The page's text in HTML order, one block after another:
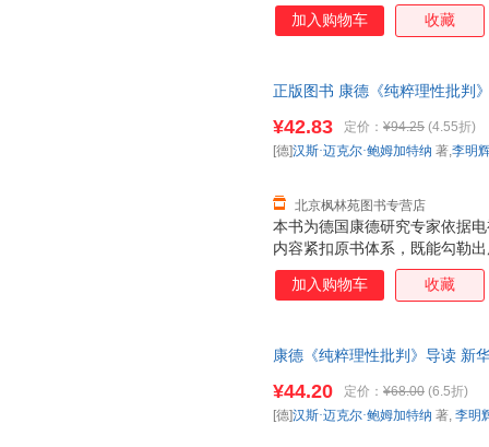
加入购物车 收藏
正版图书 康德《纯粹理性批判
商品图片仅供参考，以实物为
本书为德国康德研究专家依据
内容紧扣原书体系，既能勾勒
精髓，有助于读者登堂入室，
¥42.83 定价： ¥94.25 (4.55折)
北京枫林苑图书专营店
[德]汉斯·迈克尔·鲍姆加特纳 著,李明
加入购物车 收藏
康德《纯粹理性批判》导读 新
¥44.20 定价： ¥68.00 (6.5折)
[德]汉斯·迈克尔·鲍姆加特纳 著, 李明